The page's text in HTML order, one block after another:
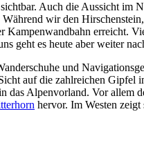
Auch die Aussicht im
wir den
erreicht.
geht es heute aber weiter
und
auf die zahlreichen
Alpenvorland. Vor allem
hervor. Im Westen